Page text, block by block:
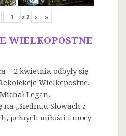
z2 › »
WIELKOPOSTNE
– 2 kwietnia odbyły się
Wielkopostne.
Legan,
„Siedmiu Słowach z
pełnych miłości i mocy